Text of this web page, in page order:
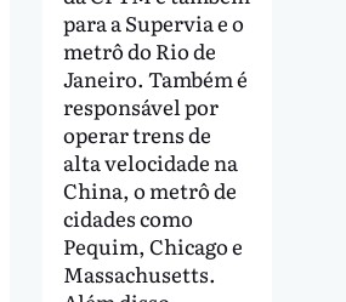
para a Supervia e o
metrô do Rio de
Janeiro. Também é
responsável por
operar trens de
alta velocidade na
China, o metrô de
cidades como
Pequim, Chicago e
Massachusetts.